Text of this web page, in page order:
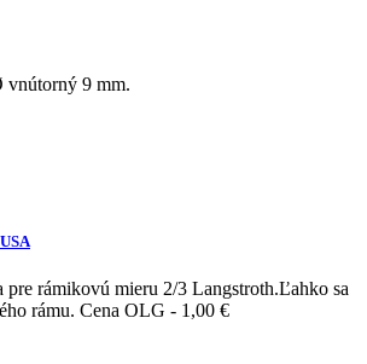
9 mm.
pre rámikovú mieru 2/3 Langstroth.Ľahko sa
rámu. Cena OLG - 1,00 €